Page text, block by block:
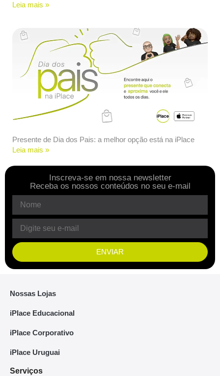
Leia mais »
Presente de Dia dos Pais: a melhor opção está na iPlace
Leia mais »
Inscreva-se em nossa newsletter
Receba os nossos conteúdos no seu e-mail
ENVIAR
Nossas Lojas
iPlace Educacional
iPlace Corporativo
iPlace Uruguai
Serviços